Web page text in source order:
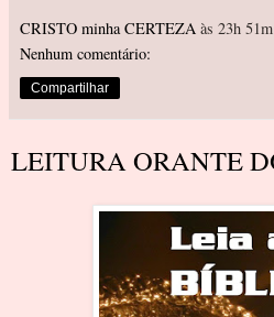
CRISTO minha CERTEZA às 23h 51m
Nenhum comentário:
Compartilhar
LEITURA ORANTE